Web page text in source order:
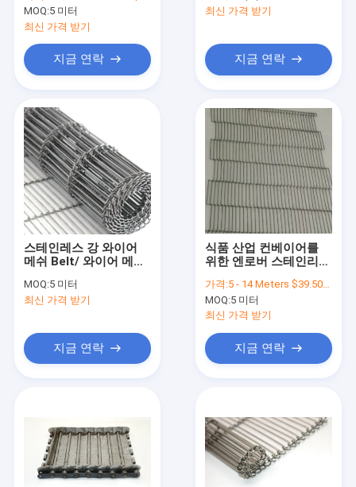
MOQ:5 미터
최신 가격 받기
지금 연락
어
최신 가격 받기
지금 연락
스테인레스 강 와이어
메쉬 Belt/ 와이어 메쉬
어 Belt/
MOQ:5 미터
최신 가격 받기
지금 연락
식품 산업 컨베이어를
위한 엔로버 스테인리스
가격:5 - 14 Meters $39.50， 15 - 29 Meters $36.50， 30 - 99 Meters $28.60， >=100 Meters $23.80
MOQ:5 미터
최신 가격 받기
지금 연락